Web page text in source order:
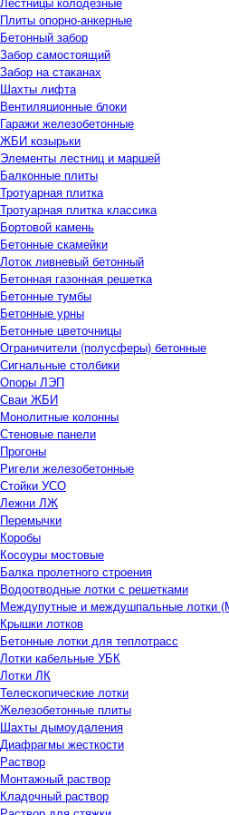
Плиты опорно-анкерные
Бетонный забор
Забор самостоящий
Забор на стаканах
Шахты лифта
Вентиляционные блоки
Гаражи железобетонные
ЖБИ козырьки
Элементы лестниц и маршей
Балконные плиты
Тротуарная плитка
Тротуарная плитка классика
Бортовой камень
Бетонные скамейки
Лоток ливневый бетонный
Бетонная газонная решетка
Бетонные тумбы
Бетонные урны
Бетонные цветочницы
Ограничители (полусферы) бетонные
Сигнальные столбики
Опоры ЛЭП
Сваи ЖБИ
Монолитные колонны
Стеновые панели
Прогоны
Ригели железобетонные
Стойки УСО
Лежни ЛЖ
Перемычки
Коробы
Косоуры мостовые
Балка пролетного строения
Водоотводные лотки с решетками
Междупутные и междушпальные
Крышки лотков
Бетонные лотки для теплотрасс
Лотки кабельные УБК
Лотки ЛК
Телескопические лотки
Железобетонные плиты
Шахты дымоудаления
Диафрагмы жесткости
Раствор
Монтажный раствор
Кладочный раствор